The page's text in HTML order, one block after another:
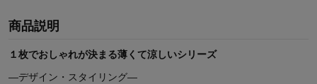
商品説明
１枚でおしゃれが決まる薄くて涼しいシリーズ
―デザイン・スタイリング―